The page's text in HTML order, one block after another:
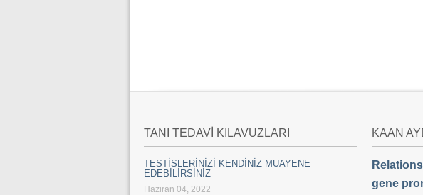
TANI TEDAVİ KILAVUZLARI
TESTİSLERİNİZİ KENDİNİZ MUAYENE
EDEBİLİRSİNİZ
Haziran 04, 2022
KAAN
gene